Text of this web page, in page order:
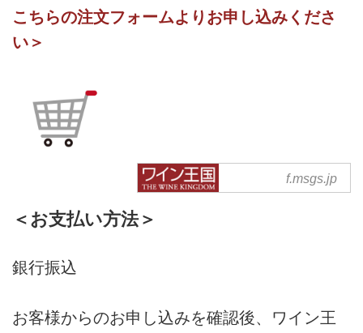
こちらの注文フォームよりお申し込みくださ
い＞
『5ツ星探求 ワイ
ン王国 ブライン
f.msgs.jp
＜お支払い方法＞
銀行振込
お客様からのお申し込みを確認後、ワイン王